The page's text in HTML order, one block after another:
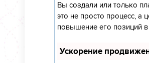
Вы создали или только
это не просто процесс, а
повышение его позиций
Ускорение